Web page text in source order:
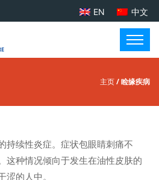
EN 中文
主页/ 睑缘疾病
持续性炎症。症状包眼睛刺痛不
这种情况倾向于发生在油性皮肤的
的人中。